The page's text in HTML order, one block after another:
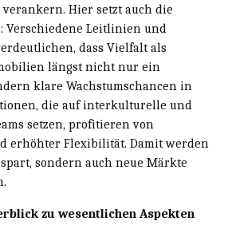
Hier setzt auch die
Verschiedene Leitlinien und
dass Vielfalt als
längst nicht nur ein
klare Wachstumschancen in
die auf interkulturelle und
setzen, profitieren von
erhöhter Flexibilität. Damit werden
sondern auch neue Märkte
zu wesentlichen Aspekten